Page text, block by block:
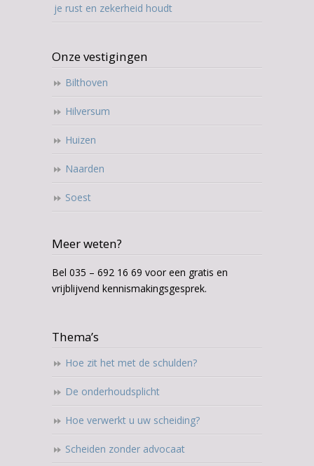
je rust en zekerheid houdt
Onze vestigingen
Bilthoven
Hilversum
Huizen
Naarden
Soest
Meer weten?
Bel 035 – 692 16 69 voor een gratis en
vrijblijvend kennismakingsgesprek.
Thema’s
Hoe zit het met de schulden?
De onderhoudsplicht
Hoe verwerkt u uw scheiding?
Scheiden zonder advocaat